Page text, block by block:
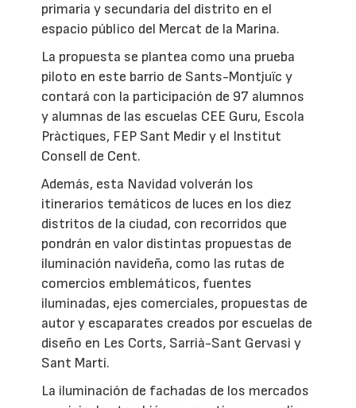
primaria y secundaria del distrito en el
espacio público del Mercat de la Marina.
La propuesta se plantea como una prueba
piloto en este barrio de Sants-Montjuïc y
contará con la participación de 97 alumnos
y alumnas de las escuelas CEE Guru, Escola
Pràctiques, FEP Sant Medir y el Institut
Consell de Cent.
Además, esta Navidad volverán los
itinerarios temáticos de luces en los diez
distritos de la ciudad, con recorridos que
pondrán en valor distintas propuestas de
iluminación navideña, como las rutas de
comercios emblemáticos, fuentes
iluminadas, ejes comerciales, propuestas de
autor y escaparates creados por escuelas de
diseño en Les Corts, Sarrià-Sant Gervasi y
Sant Martí.
La iluminación de fachadas de los mercados